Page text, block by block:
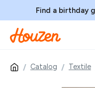
Find a birthday
Catalog Textile